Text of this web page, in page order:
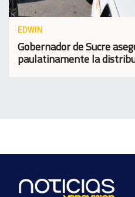
EDWIN
Gobernador de Sucre
paulatinamente la